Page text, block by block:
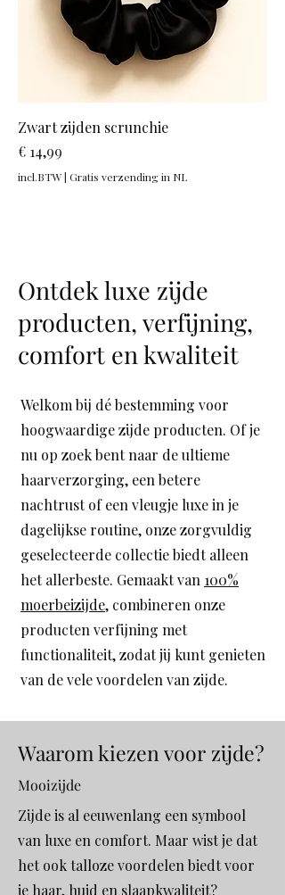
Zwart zijden scrunchie
Prijs
€ 14,99
incl.BTW| Gratis verzending in NL
Ontdek luxe zijde
producten, verfijning,
comfort en kwaliteit
Welkom bij dé bestemming voor
hoogwaardige zijde producten. Of je
nu op zoek bent naar de ultieme
haarverzorging, een betere
nachtrust of een vleugje luxe in je
dagelijkse routine, onze zorgvuldig
geselecteerde collectie biedt alleen
het allerbeste. Gemaakt van 100%
moerbeizijde, combineren onze
producten verfijning met
functionaliteit, zodat jij kunt genieten
van de vele voordelen van zijde.
Waarom kiezen voor zijde?
Mooizijde
Zijde is al eeuwenlang een symbool
van luxe en comfort. Maar wist je dat
het ook talloze voordelen biedt voor
je haar, huid en slaapkwaliteit?